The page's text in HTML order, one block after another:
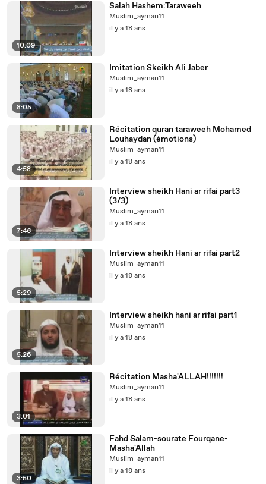
10:09
Salah Hashem:Taraweeh
Muslim_ayman11
il y a 18 ans
8:05
Imitation Skeikh Ali Jaber
Muslim_ayman11
il y a 18 ans
4:58
Récitation quran taraweeh Mohamed
Louhaydan (émotions)
Muslim_ayman11
il y a 18 ans
7:46
Interview sheikh Hani ar rifai part3
(3/3)
Muslim_ayman11
il y a 18 ans
5:29
Interview sheikh Hani ar rifai part2
Muslim_ayman11
il y a 18 ans
5:26
Interview sheikh hani ar rifai part1
Muslim_ayman11
il y a 18 ans
3:01
Récitation Masha'ALLAH!!!!!!!
Muslim_ayman11
il y a 18 ans
3:50
Fahd Salam-sourate Fourqane-
Masha'Allah
Muslim_ayman11
il y a 18 ans